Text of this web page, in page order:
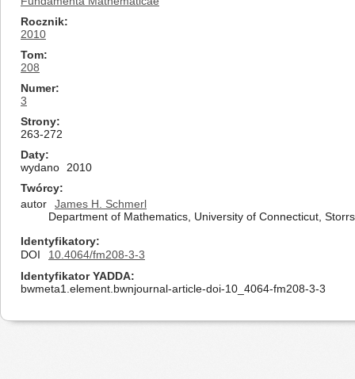
Rocznik
2010
Tom
208
Numer
3
Strony
263-272
Daty
wydano
2010
Twórcy
autor
James H. Schmerl
Department of Mathematics, University of Connecticut,
Identyfikatory
DOI
10.4064/fm208-3-3
Identyfikator YADDA
bwmeta1.element.bwnjournal-article-doi-10_4064-fm208-3-3